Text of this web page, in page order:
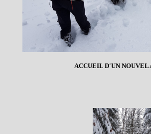
ACCUEIL D'UN NOUVEL